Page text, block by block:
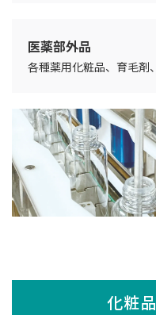
医薬部外品
各種薬用化粧品、育毛剤
化粧